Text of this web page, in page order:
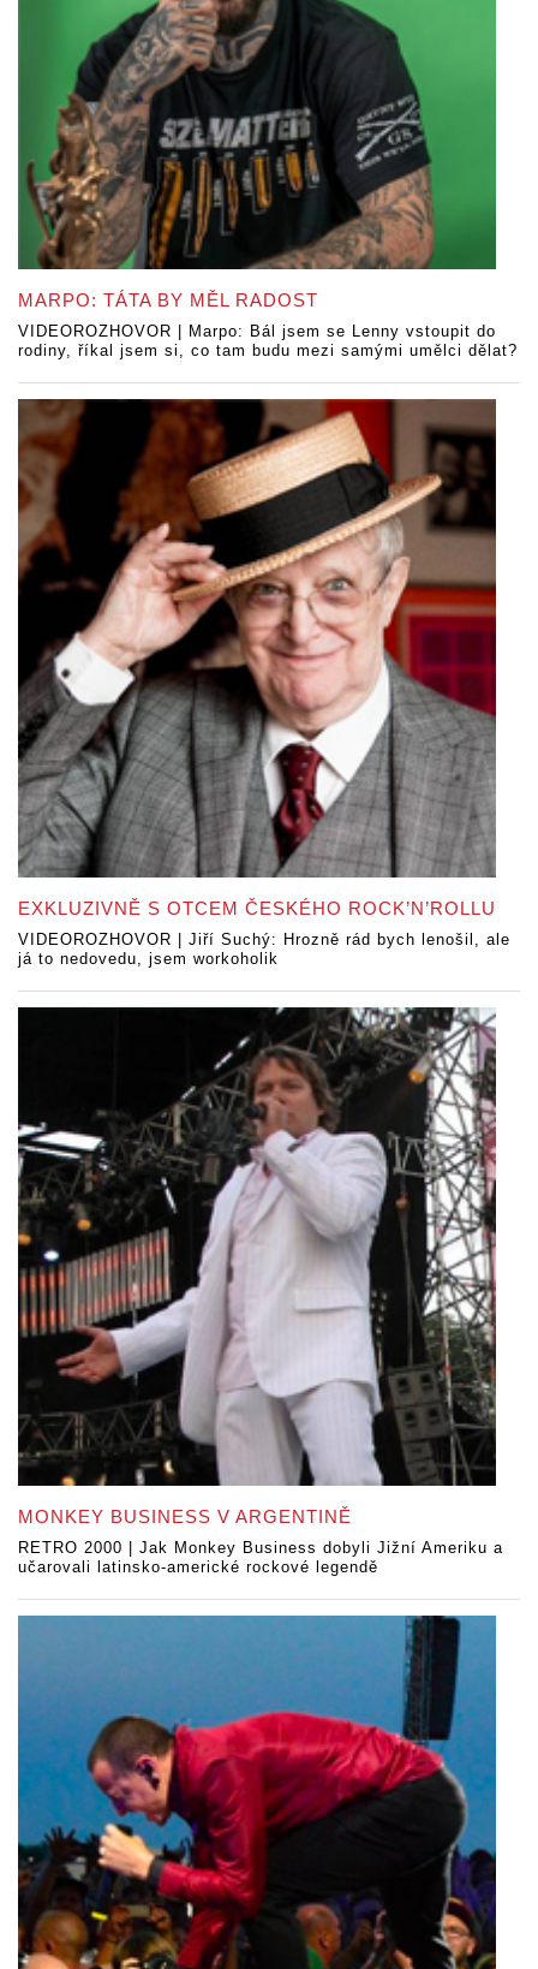
MARPO: TÁTA BY MĚL RADOST
VIDEOROZHOVOR | Marpo: Bál jsem se Lenny vstoupit do
rodiny, říkal jsem si, co tam budu mezi samými umělci dělat?
EXKLUZIVNĚ S OTCEM ČESKÉHO ROCK’N’ROLLU
VIDEOROZHOVOR | Jiří Suchý: Hrozně rád bych lenošil, ale
já to nedovedu, jsem workoholik
MONKEY BUSINESS V ARGENTINĚ
RETRO 2000 | Jak Monkey Business dobyli Jižní Ameriku a
učarovali latinsko-americké rockové legendě